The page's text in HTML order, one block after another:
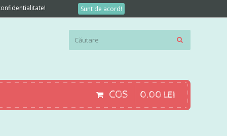
COS 0.00 LEI
Sunt de acord!